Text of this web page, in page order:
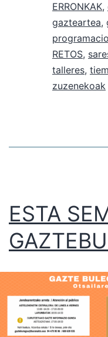
ERRONKAK,
gazteartea,
RETOS,
talleres,
zuzenekoak
ESTA